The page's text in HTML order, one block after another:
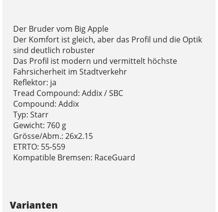
Der Bruder vom Big Apple
Der Komfort ist gleich, aber das Profil und die Optik
sind deutlich robuster
Das Profil ist modern und vermittelt höchste
Fahrsicherheit im Stadtverkehr
Reflektor: ja
Tread Compound: Addix / SBC
Compound: Addix
Typ: Starr
Gewicht: 760 g
Grösse/Abm.: 26x2.15
ETRTO: 55-559
Kompatible Bremsen: RaceGuard
Varianten